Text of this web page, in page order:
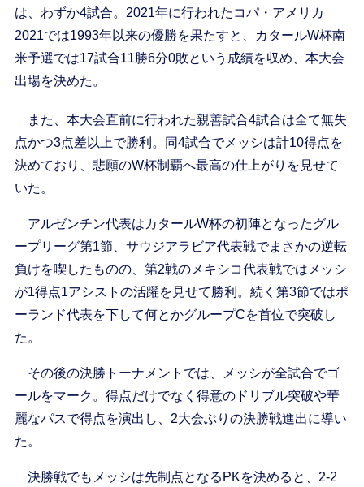
は、わずか4試合。2021年に行われたコパ・アメリカ
2021では1993年以来の優勝を果たすと、カタールW杯南
米予選では17試合11勝6分0敗という成績を収め、本大会
出場を決めた。
また、本大会直前に行われた親善試合4試合は全て無失
点かつ3点差以上で勝利。同4試合でメッシは計10得点を
決めており、悲願のW杯制覇へ最高の仕上がりを見せて
いた。
アルゼンチン代表はカタールW杯の初陣となったグル
ープリーグ第1節、サウジアラビア代表戦でまさかの逆転
負けを喫したものの、第2戦のメキシコ代表戦ではメッシ
が1得点1アシストの活躍を見せて勝利。続く第3節ではポ
ーランド代表を下して何とかグループCを首位で突破し
た。
その後の決勝トーナメントでは、メッシが全試合でゴ
ールをマーク。得点だけでなく得意のドリブル突破や華
麗なパスで得点を演出し、2大会ぶりの決勝戦進出に導い
た。
決勝戦でもメッシは先制点となるPKを決めると、2-2